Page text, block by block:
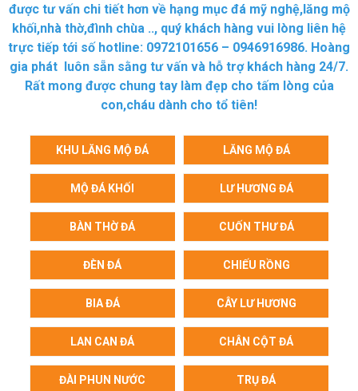
được tư vấn chi tiết hơn về hạng mục đá mỹ nghệ,lăng mộ
khối,nhà thờ,đình chùa .., quý khách hàng vui lòng liên hệ
trực tiếp tới số hotline: 0972101656 – 0946916986. Hoàng
gia phát luôn sẵn sằng tư vấn và hỗ trợ khách hàng 24/7.
Rất mong được chung tay làm đẹp cho tấm lòng của
con,cháu dành cho tổ tiên!
KHU LĂNG MỘ ĐÁ LĂNG MỘ ĐÁ
MỘ ĐÁ KHỐI LƯ HƯƠNG ĐÁ
BÀN THỜ ĐÁ CUỐN THƯ ĐÁ
ĐÈN ĐÁ CHIẾU RỒNG
BIA ĐÁ CÂY LƯ HƯƠNG
LAN CAN ĐÁ CHÂN CỘT ĐÁ
ĐÀI PHUN NƯỚC TRỤ ĐÁ